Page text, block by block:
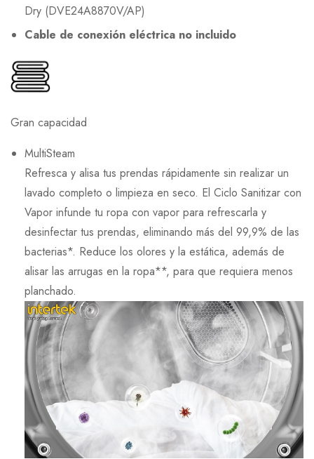
Dry (DVE24A8870V/AP)
Cable de conexión eléctrica no incluido
Gran capacidad
MultiSteam
Refresca y alisa tus prendas rápidamente sin realizar un
lavado completo o limpieza en seco. El Ciclo Sanitizar con
Vapor infunde tu ropa con vapor para refrescarla y
desinfectar tus prendas, eliminando más del 99,9% de las
bacterias*. Reduce los olores y la estática, además de
alisar las arrugas en la ropa**, para que requiera menos
planchado.